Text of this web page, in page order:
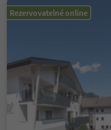
Rezervovatelné online